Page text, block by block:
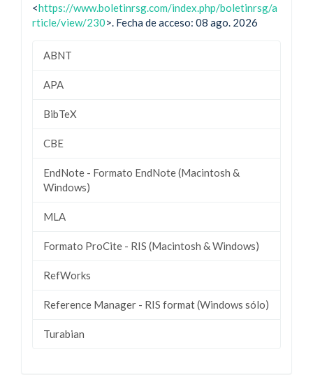
<https://www.boletinrsg.com/index.php/boletinrsg/a
rticle/view/230>. Fecha de acceso: 08 ago. 2026
ABNT
APA
BibTeX
CBE
EndNote - Formato EndNote (Macintosh &
Windows)
MLA
Formato ProCite - RIS (Macintosh & Windows)
RefWorks
Reference Manager - RIS format (Windows sólo)
Turabian